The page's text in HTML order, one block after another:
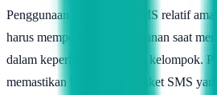
Penggunaan pulsa paket SMS relatif
harus memperhatikan keamanan saat
dalam keperluan bisnis atau kelompok.
memastikan bahwa pulsa paket SMS